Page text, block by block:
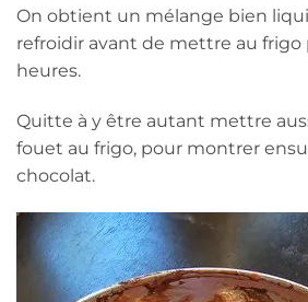
On obtient un mélange bien
refroidir avant de mettre au frigo
heures.
Quitte à y être autant mettre
fouet au frigo, pour montrer
chocolat.